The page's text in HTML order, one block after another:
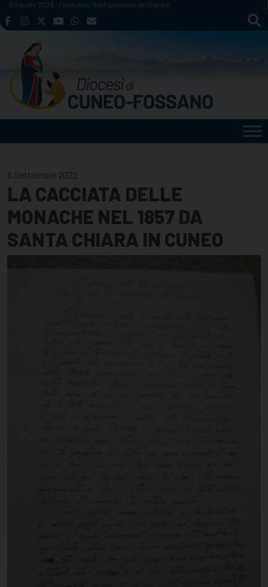
Skip
to
6 Agosto 2026 Festa della Trasfigurazione del Signore
8 Settembre 2022
LA CACCIATA DELLE
MONACHE NEL 1857 DA
SANTA CHIARA IN CUNEO